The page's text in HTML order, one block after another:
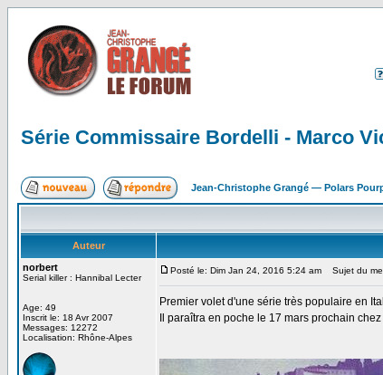
Série Commissaire Bordelli - Marco
Jean-Christophe Grangé — Polars
Auteur
norbert
Serial killer : Hannibal Lecter
Age: 49
Inscrit le: 18 Avr 2007
Messages: 12272
Localisation: Rhône-Alpes
Posté le: Dim Jan 24, 2016 5:24 am Sujet du
Premier volet d'une série très populaire en
Il paraîtra en poche le 17 mars prochain